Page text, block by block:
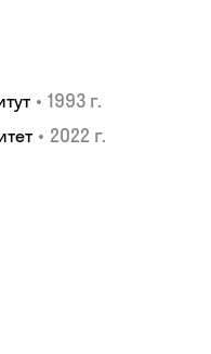
• 1993 г.
• 2022 г.